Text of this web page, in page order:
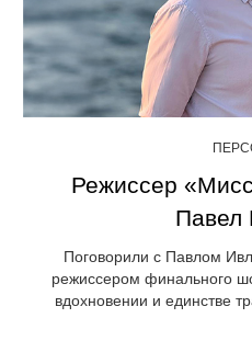
Режиссер
Павел
Поговорили с Павлом
режиссером финального
вдохновении и единстве